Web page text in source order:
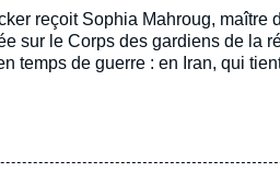
reçoit Sophia Mahroug, maître
sur le Corps des gardiens de la
temps de guerre : en Iran, qui